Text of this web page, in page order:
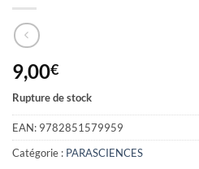
9,00€
Rupture de stock
EAN: 9782851579959
Catégorie : PARASCIENCES